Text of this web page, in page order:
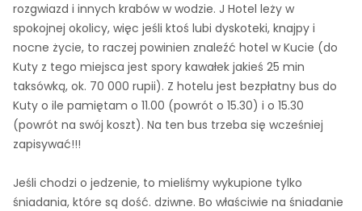
rozgwiazd i innych krabów w wodzie. J Hotel leży w
spokojnej okolicy, więc jeśli ktoś lubi dyskoteki, knajpy i
nocne życie, to raczej powinien znaleźć hotel w Kucie (do
Kuty z tego miejsca jest spory kawałek jakieś 25 min
taksówką, ok. 70 000 rupii). Z hotelu jest bezpłatny bus do
Kuty o ile pamiętam o 11.00 (powrót o 15.30) i o 15.30
(powrót na swój koszt). Na ten bus trzeba się wcześniej
zapisywać!!!
Jeśli chodzi o jedzenie, to mieliśmy wykupione tylko
śniadania, które są dość. dziwne. Bo właściwie na śniadanie